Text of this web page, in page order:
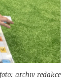
foto: archiv redakce